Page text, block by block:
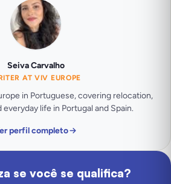
Seiva Carvalho
AT VIV EUROPE
in Portuguese, covering relocation,
life in Portugal and Spain.
perfil completo
se você se qualifica?